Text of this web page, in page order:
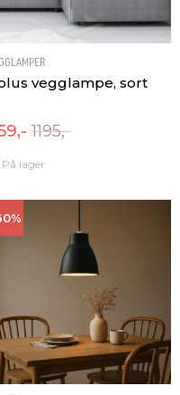
vegglampe, sort
1195,-
På lager